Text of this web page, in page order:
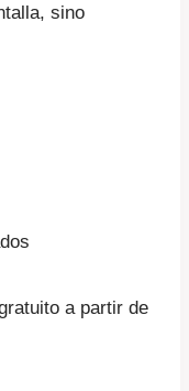
sino
a partir de